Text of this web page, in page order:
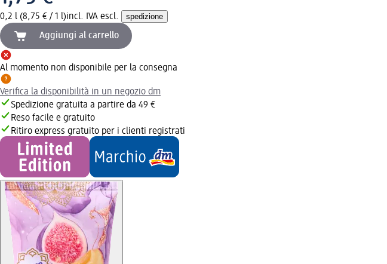
0,2 l (8,75 € / 1 l)incl. IVA escl. spedizione
Aggiungi al carrello
Al momento non disponibile per la consegna
Verifica la disponibilità in un negozio dm
Spedizione gratuita a partire da 49 €
Reso facile e gratuito
Ritiro express gratuito per i clienti registrati